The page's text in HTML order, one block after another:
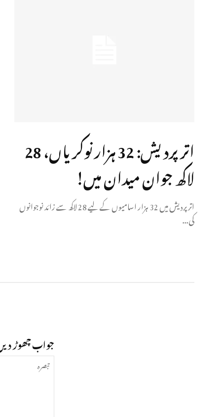
اتر پردیش: 32 ہزار نوکریاں، 28
لاکھ جوان میدان میں!
اتر پردیش میں 32 ہزار اسامیوں کے لیے 28 لاکھ سے زائد نوجوانوں
کی...
جواب چھوڑ